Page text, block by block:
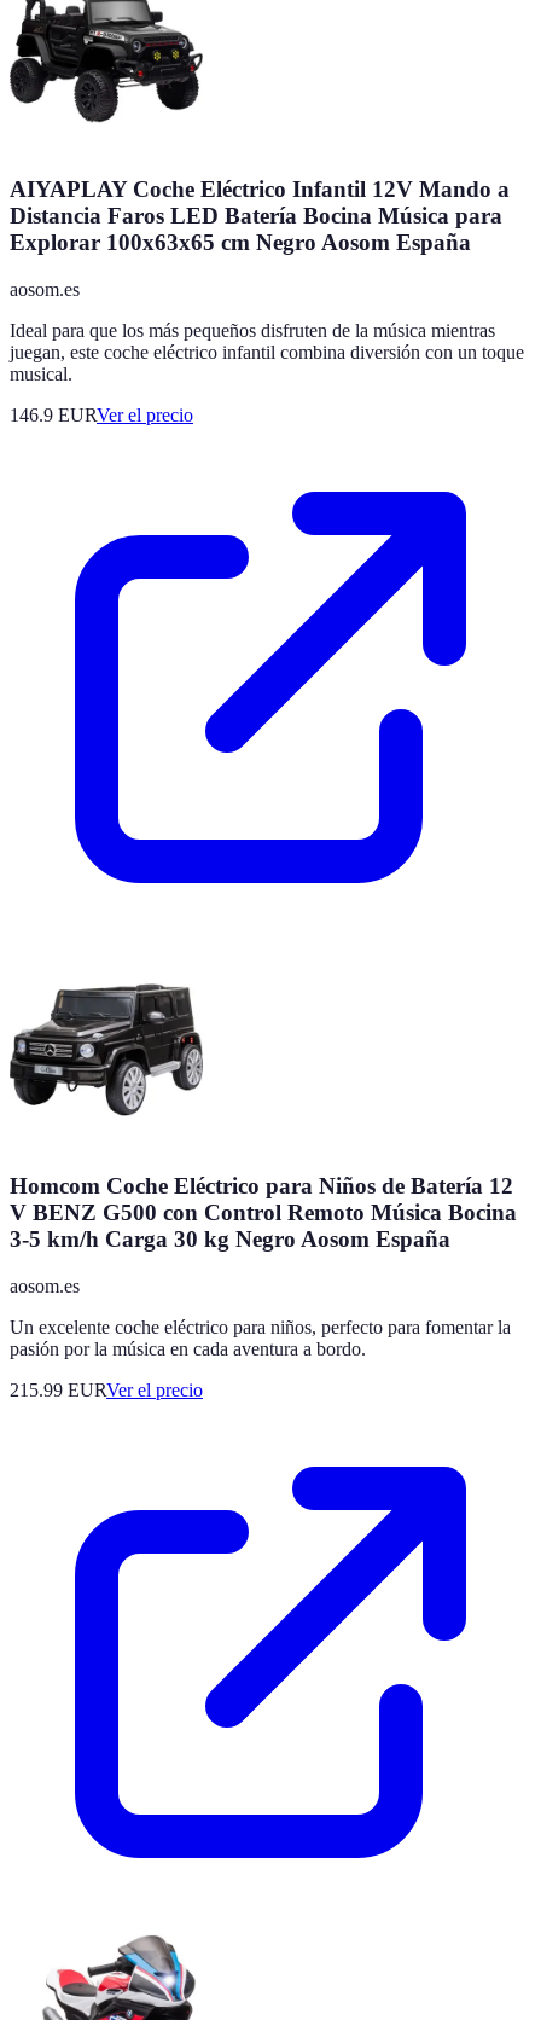
AIYAPLAY Coche Eléctrico Infantil 12V Mando a
Distancia Faros LED Batería Bocina Música para
Explorar 100x63x65 cm Negro Aosom España
aosom.es
Ideal para que los más pequeños disfruten de la música mientras
juegan, este coche eléctrico infantil combina diversión con un toque
musical.
146.9 EURVer el precio
Homcom Coche Eléctrico para Niños de Batería 12
V BENZ G500 con Control Remoto Música Bocina
3-5 km/h Carga 30 kg Negro Aosom España
aosom.es
Un excelente coche eléctrico para niños, perfecto para fomentar la
pasión por la música en cada aventura a bordo.
215.99 EURVer el precio